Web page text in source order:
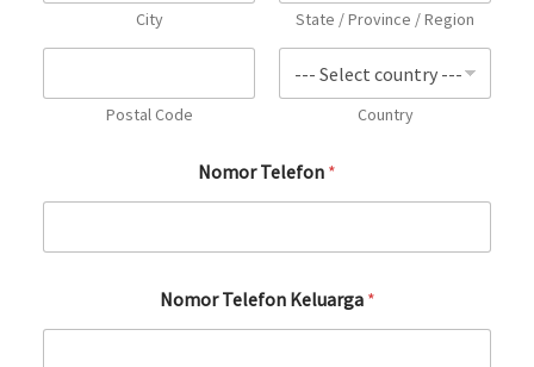
City State / Province / Region
Postal Code Country
Nomor Telefon *
Nomor Telefon Keluarga *